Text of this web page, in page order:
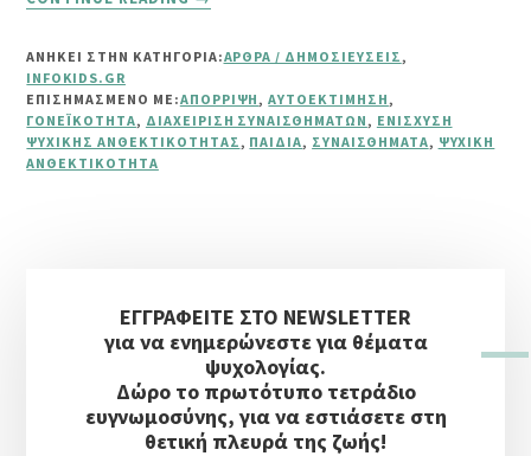
5
ΕΝΊΣΧΥΣΗΣ
ΤΗΣ
ΨΥΧΙΚΉΣ
ΑΝΘΕΚΤΙΚΌΤΗΤΑΣ
ΑΝΗΚΕΙ ΣΤΗΝ ΚΑΤΗΓΟΡΙΑ:ΆΡΘΡΑ / ΔΗΜΟΣΙΕΎΣΕΙΣ ,
INFOKIDS.GR
ΕΠΙΣΗΜΑΣΜΈΝΟ ΜΕ:ΑΠΌΡΡΙΨΗ ,ΑΥΤΟΕΚΤΊΜΗΣΗ ,
ΓΟΝΕΪΚΌΤΗΤΑ, ΔΙΑΧΕΊΡΙΣΗ ΣΥΝΑΙΣΘΗΜΆΤΩΝ , ΕΝΊΣΧΥΣΗ
ΨΥΧΙΚΉΣ ΑΝΘΕΚΤΙΚΌΤΗΤΑΣ , ΠΑΙΔΙΆ, ΣΥΝΑΙΣΘΉΜΑΤΑ, ΨΥΧΙΚΉ
ΑΝΘΕΚΤΙΚΌΤΗΤΑ
ΠλευρικήΕΓΓΡΑΦΕΙΤΕ ΣΤΟ NEWSLETTER
για να ενημερώνεστε για θέματα
ψυχολογίας.
Δώρο το πρωτότυπο τετράδιο
ευγνωμοσύνης, για να εστιάσετε στη
θετική πλευρά της ζωής!